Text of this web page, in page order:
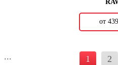
от
1 2
...